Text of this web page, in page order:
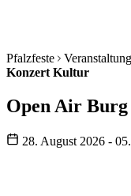
Pfalzfeste
Konzert Kultur
Open Air
28. August 2026 -